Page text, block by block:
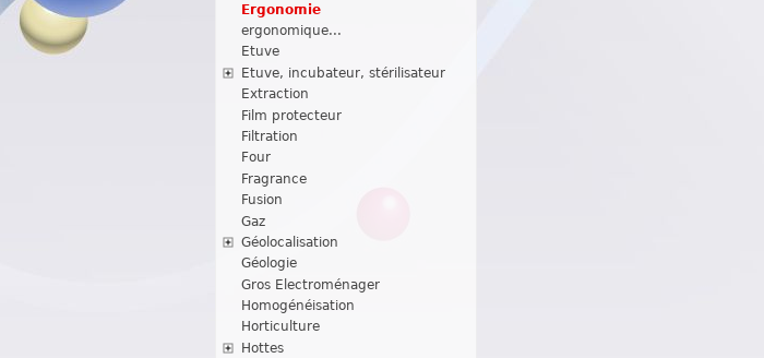
Ergonomie
ergonomique...
Etuve
Etuve, incubateur, stérilisateur
Extraction
Film protecteur
Filtration
Four
Fragrance
Fusion
Gaz
Géolocalisation
Géologie
Gros Electroménager
Homogénéisation
Horticulture
Hottes